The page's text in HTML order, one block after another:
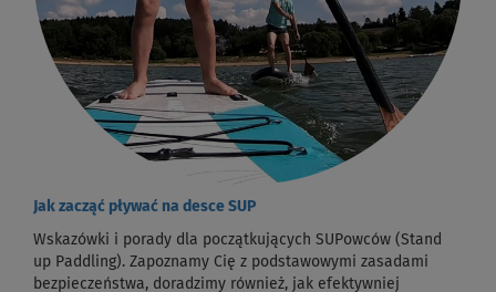
Jak zacząć pływać na desce SUP
Wskazówki i porady dla początkujących SUPowców (Stand
up Paddling). Zapoznamy Cię z podstawowymi zasadami
bezpieczeństwa, doradzimy również, jak efektywniej